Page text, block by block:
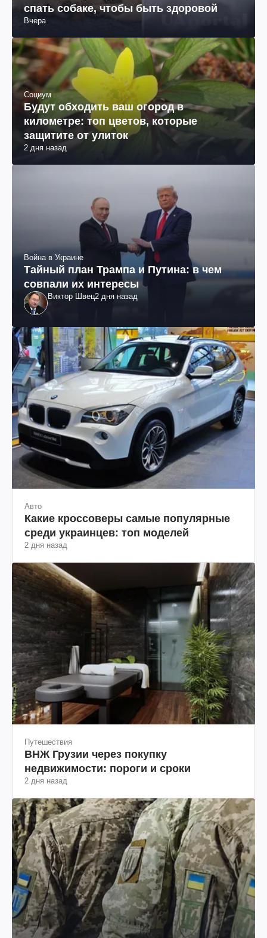
спать собаке, чтобы быть здоровой
Вчера
Социум
Будут обходить ваш огород в
километре: топ цветов, которые
защитите от улиток
2 дня назад
Война в Украине
Тайный план Трампа и Путина: в чем
совпали их интересы
Виктор Швец2 дня назад
Авто
Какие кроссоверы самые популярные
среди украинцев: топ моделей
2 дня назад
Путешествия
ВНЖ Грузии через покупку
недвижимости: пороги и сроки
2 дня назад